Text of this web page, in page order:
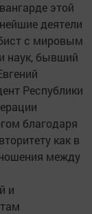
этой
деятели
с мировым
наук, бывший
Республики
благодаря
как в
между
и